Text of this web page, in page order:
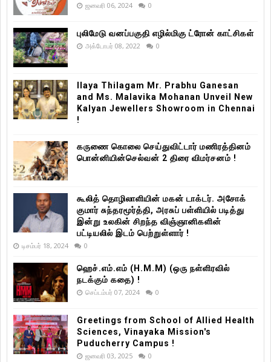
ஜனவரி 06, 2024 0
புலிமேடு வனப்பகுதி எழில்மிகு ட்ரோன் காட்சிகள்
அக்டோபர் 08, 2022 0
Ilaya Thilagam Mr. Prabhu Ganesan
and Ms. Malavika Mohanan Unveil New
Kalyan Jewellers Showroom in Chennai
!
கருணை கொலை செய்துவிட்டார் மணிரத்தினம்
பொன்னியின்செல்வன் 2 திரை விமர்சனம் !
கூலித் தொழிலாளியின் மகன் டாக்டர். அசோக்
குமார் சுந்தரமூர்த்தி, அரசுப் பள்ளியில் படித்து
இன்று உலகின் சிறந்த விஞ்ஞானிகளின்
பட்டியலில் இடம் பெற்றுள்ளார் !
டிசம்பர் 18, 2024 0
ஹெச்.எம்.எம் (H.M.M) (ஒரு நள்ளிரவில்
நடக்கும் கதை) !
செப்டம்பர் 07, 2024 0
Greetings from School of Allied Health
Sciences, Vinayaka Mission's
Puducherry Campus !
ஜனவரி 03, 2025 0